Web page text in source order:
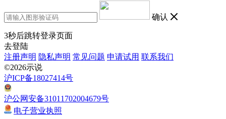
确认
3秒后跳转登录页面
去登陆
注册声明 隐私声明 常见问题 申请试用 联系我们
©2026示说
沪ICP备18027414号
沪公网安备31011702004679号
电子营业执照